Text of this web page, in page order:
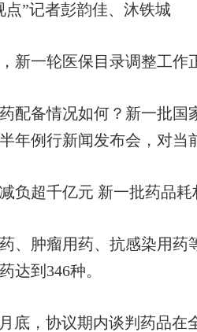
”记者彭韵佳、沐铁城
一轮医保目录调整工作
备情况如何？新一批国
年例行新闻发布会，对当
负超千亿元 新一批药品耗
肿瘤用药、抗感染用药
达到346种。
，协议期内谈判药品在